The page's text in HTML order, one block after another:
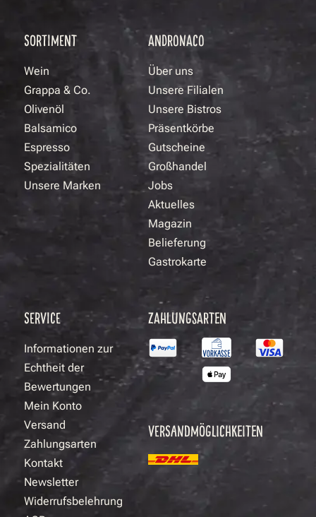
SORTIMENT
Wein
Grappa & Co.
Olivenöl
Balsamico
Espresso
Spezialitäten
Unsere Marken
ANDRONACO
Über uns
Unsere Filialen
Unsere Bistros
Präsentkörbe
Gutscheine
Großhandel
Jobs
Aktuelles
Magazin
Belieferung
Gastrokarte
SERVICE
Informationen zur
Echtheit der
Bewertungen
Mein Konto
Versand
Zahlungsarten
Kontakt
Newsletter
Widerrufsbelehrung
ZAHLUNGSARTEN
VERSANDMÖGLICHKEITEN